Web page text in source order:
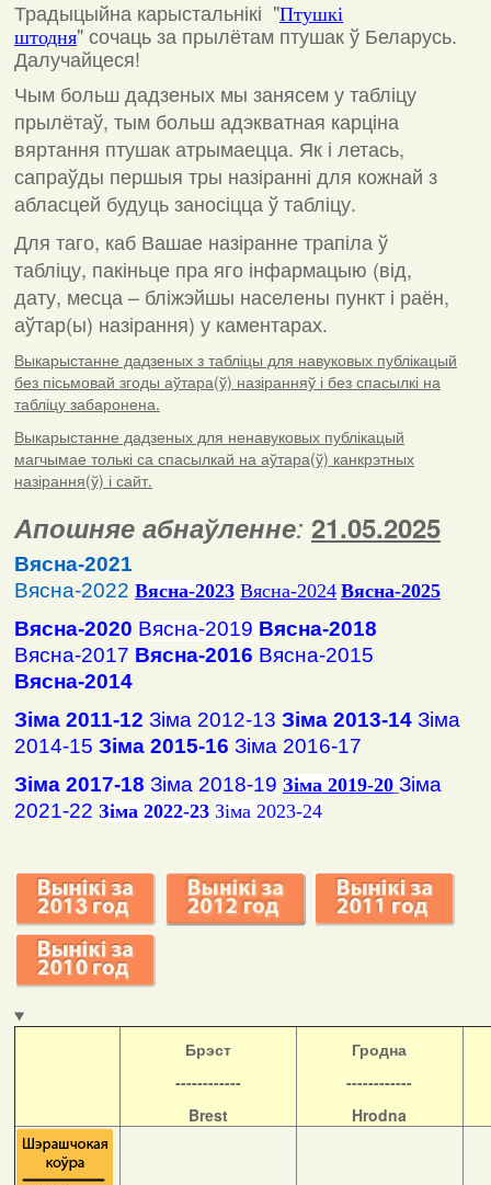
Традыцыйна карыстальнікі "Птушкі
штодня"сочаць за прылётам птушак ў Беларусь.
Далучайцеся!
Чым больш дадзеных мы занясем у табліцу
прылётаў, тым больш адэкватная карціна
вяртання птушак атрымаецца. Як і летась,
сапраўды першыя тры назіранні для кожнай з
абласцей будуць заносіцца ў табліцу.
Для таго, каб Вашае назіранне трапіла ў
табліцу, пакіньце пра яго інфармацыю (від,
дату, месца – бліжэйшы населены пункт і раён,
аўтар(ы) назірання) у каментарах.
Выкарыстанне дадзеных з табліцы для навуковых публікацый
без пісьмовай згоды аўтара(ў) назіранняў і без спасылкі на
табліцу забаронена.
Выкарыстанне дадзеных для ненавуковых публікацый
магчымае толькі са спасылкай на аўтара(ў) канкрэтных
назірання(ў) і сайт.
Апошняе абнаўленне: 21.05.2025
Вясна-2021
Вясна-2022 Вясна-2023 Вясна-2024 Вясна-2025
Вясна-2020 Вясна-2019 Вясна-2018
Вясна-2017 Вясна-2016 Вясна-2015
Вясна-2014
Зіма 2011-12 Зіма 2012-13 Зіма 2013-14 Зіма
2014-15 Зіма 2015-16 Зіма 2016-17
Зіма 2017-18 Зіма 2018-19 Зіма 2019-20 Зіма
2021-22 Зіма 2022-23 Зіма 2023-24
Брэст
------------
Brest
Гродна
------------
Hrodna